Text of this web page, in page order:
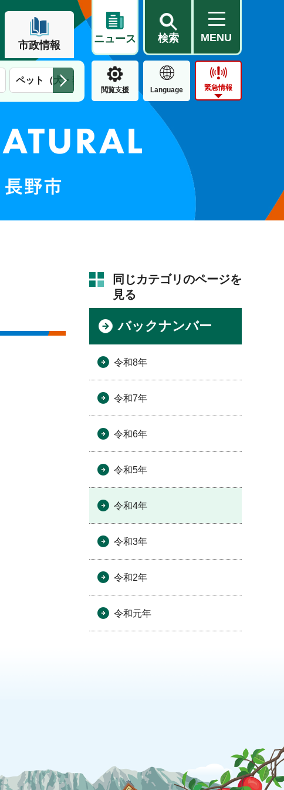
市政情報
ニュース 検索 MENU
ペット（犬・猫） 住民票・戸籍 公営住宅
閲覧支援 Language 緊急情報
同じカテゴリのページを
見る
バックナンバー
令和8年
令和7年
令和6年
令和5年
令和4年
令和3年
令和2年
令和元年